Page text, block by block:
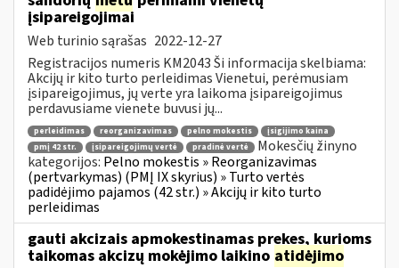
įsipareigojimai
Web turinio sąrašas 2022-12-27
Registracijos numeris KM2043 Ši informacija skelbiama:
Akcijų ir kito turto perleidimas Vienetui, perėmusiam
įsipareigojimus, jų verte yra laikoma įsipareigojimus
perdavusiame vienete buvusi jų...
perleidimas reorganizavimas pelno mokestis
įsigijimo kaina
pmį 42 str.
įsipareigojimų vertė pradinė vertė
Mokesčių žinyno
kategorijos: Pelno mokestis » Reorganizavimas
(pertvarkymas) (PMĮ IX skyrius) » Turto vertės
padidėjimo pajamos (42 str.) » Akcijų ir kito turto
perleidimas
gauti akcizais apmokestinamas prekes, kurioms
taikomas akcizų mokėjimo laikino atidėjimo